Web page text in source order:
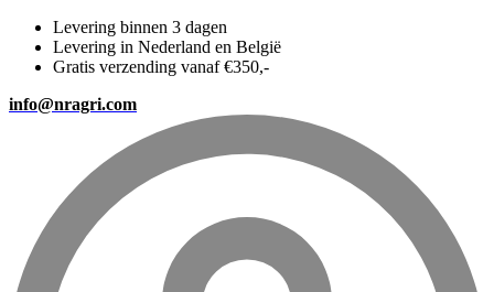
Levering binnen 3 dagen
Levering in Nederland en België
Gratis verzending vanaf €350,-
info@nragri.com